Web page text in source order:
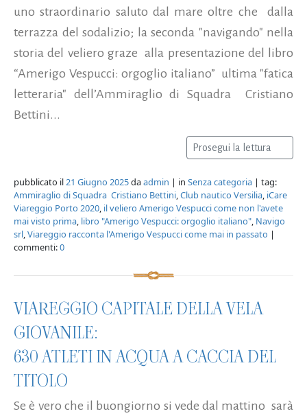
uno straordinario saluto dal mare oltre che dalla
terrazza del sodalizio; la seconda "navigando" nella
storia del veliero graze alla presentazione del libro
“Amerigo Vespucci: orgoglio italiano” ultima "fatica
letteraria" dell’Ammiraglio di Squadra Cristiano
Bettini...
Prosegui la lettura
pubblicato il21 Giugno 2025daadmin | in Senza categoria | tag:
Ammiraglio di Squadra Cristiano Bettini,Club nautico Versilia, iCare
Viareggio Porto 2020, il veliero Amerigo Vespucci come non l'avete
mai visto prima, libro "Amerigo Vespucci: orgoglio italiano", Navigo
srl,Viareggio racconta l'Amerigo Vespucci come mai in passato |
commenti:0
VIAREGGIO CAPITALE DELLA VELA
GIOVANILE:
630 ATLETI IN ACQUA A CACCIA DEL
TITOLO
Se è vero che il buongiorno si vede dal mattino sarà